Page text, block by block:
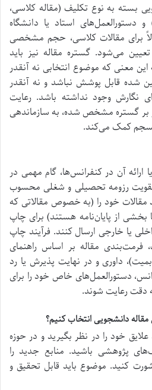
بسته به نوع تکلیف (مقاله کلاسی،
دستورالعمل‌های استاد یا دانشگاه
برای مقالات کلاسی، حجم مشخصی
تا 20 صفحه) تعیین می‌شود. گستره مقاله نیز باید
معنی که موضوع انتخابی نه آنقدر
شده قابل پوشش نباشد و نه آنقدر
نگارش وجود نداشته باشد. رعایت
گستره مشخص شده، به سازماندهی
منسجم کمک می‌کند.
آن در کنفرانس‌ها، گام مهمی در
تقویت رزومه تحصیلی و شغلی محسوب
مقالات خود را (به خصوص مقالاتی که
از پایان‌نامه هستند) برای چاپ
یا خارجی ارسال کنند. فرآیند چاپ
مقاله بر اساس راهنمای
داوری و در نهایت پذیرش یا رد
دستورالعمل‌های خاص خود را برای
دقت رعایت شوند.
دانشجویی انتخاب کنیم؟
خود را در نظر بگیرید و در حوزه
پژوهشی باشید. منابع جدید را
کنید. موضوع باید قابل تحقیق و